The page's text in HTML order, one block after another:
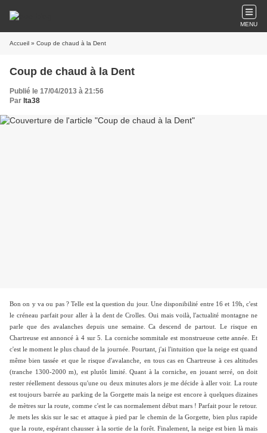
MENU
Accueil » Coup de chaud à la Dent
Coup de chaud à la Dent
Publié le 17/04/2013 à 21:56
Par lta38
Bon on y va ou pas ? Telle est la question du jour. Une disponibilité entre 16 et 19h, c'est
le créneau parfait pour aller à la dent de Crolles. Oui mais voilà, l'actualité montagne ne
parle que des avalanches depuis une semaine. Ca descend de partout. Le risque en
Chartreuse est annoncé à 4 sur 5. La corniche sommitale est monstrueuse cette année. Et
c'est le moment le plus chaud de la journée. Pourtant, j'ai l'intuition que la neige est quand
même bien tassée et que le risque d'avalanche, en tous cas en Chartreuse à ces altitudes
(tranche 1300-2000 m), est plutôt limité. Quant à la corniche, en jouant serré, on doit
rester réellement dessous qu'une ou deux minutes alors je me décide à aller voir. La route
est toujours barrée au parking de la Gorgette mais la neige est encore à quelques dizaines
de mètres sur la route, comme c'est le cas normalement début mars ! Parfait pour le retour.
Je mets les skis sur le sac et attaque à pied par le chemin de la Gorgette, bien plus rapide
que la route, espérant chausser à la sortie de la forêt. Finalement, la neige est bien là mais